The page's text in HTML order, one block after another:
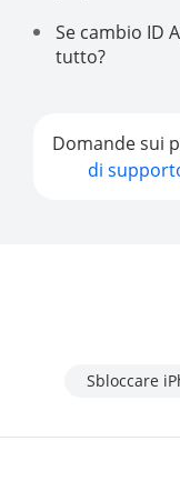
Se cambio ID
tutto?
Domande sui
di
Sbloccare